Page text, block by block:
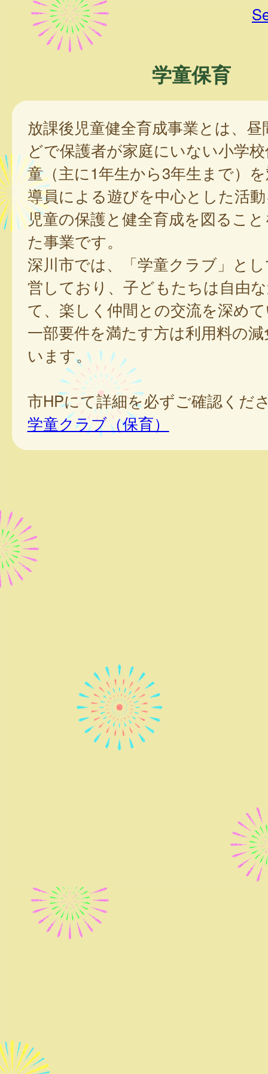
学童保育
放課後児童健全育成事業とは、昼
どで保護者が家庭にいない小学
童（主に1年生から3年生まで）
導員による遊びを中心とした活
児童の保護と健全育成を図るこ
た事業です。
深川市では、「学童クラブ」と
営しており、子どもたちは自由
て、楽しく仲間との交流を深め
一部要件を満たす方は利用料の
います。
市HPにて詳細を必ずご確認くだ
学童クラブ（保育）